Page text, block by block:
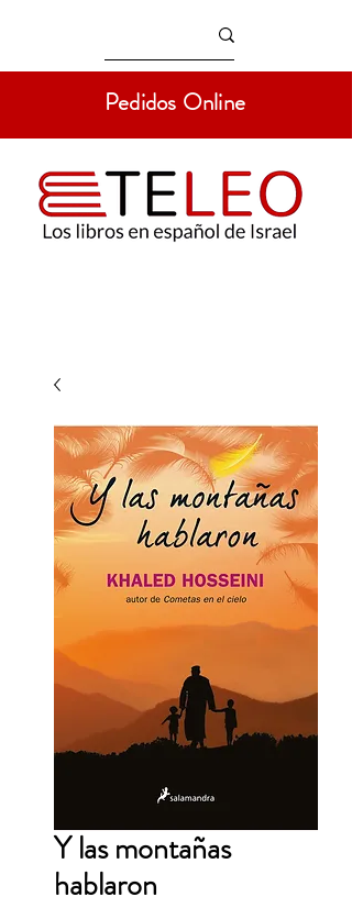
Pedidos Online
Y las montañas
hablaron